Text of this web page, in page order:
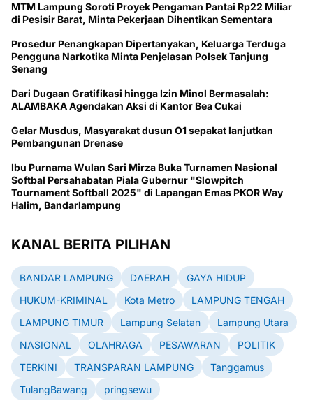
MTM Lampung Soroti Proyek Pengaman Pantai Rp22 Miliar
di Pesisir Barat, Minta Pekerjaan Dihentikan Sementara
Prosedur Penangkapan Dipertanyakan, Keluarga Terduga
Pengguna Narkotika Minta Penjelasan Polsek Tanjung
Senang
Dari Dugaan Gratifikasi hingga Izin Minol Bermasalah:
ALAMBAKA Agendakan Aksi di Kantor Bea Cukai
Gelar Musdus, Masyarakat dusun O1 sepakat lanjutkan
Pembangunan Drenase
Ibu Purnama Wulan Sari Mirza Buka Turnamen Nasional
Softbal Persahabatan Piala Gubernur "Slowpitch
Tournament Softball 2025" di Lapangan Emas PKOR Way
Halim, Bandarlampung
KANAL BERITA PILIHAN
BANDAR LAMPUNG DAERAH
GAYA HIDUP
HUKUM-KRIMINAL
Kota Metro
LAMPUNG TENGAH
LAMPUNG TIMUR
Lampung Selatan
Lampung Utara
NASIONAL
OLAHRAGA PESAWARAN
POLITIK
TERKINI
TRANSPARAN LAMPUNG
Tanggamus
TulangBawang
pringsewu